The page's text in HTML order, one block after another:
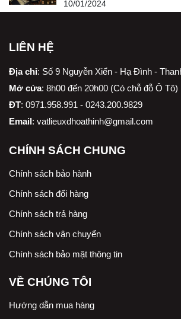
10/01/2024
LIÊN HỆ
Địa chỉ: Số 9 Nguyễn Xiển - Hạ Đình -
Mở cửa: 8h00 đến 20h00 (Có chỗ đỗ Ô Tô)
ĐT: 0971.958.991 - 0243.200.9829
Email: vatlieuxdhoathinh@gmail.com
CHÍNH SÁCH CHUNG
Chính sách bảo hành
Chính sách đổi hàng
Chính sách trả hàng
Chính sách vận chuyển
Chính sách bảo mật thông tin
VỀ CHÚNG TÔI
Hướng dẫn mua hàng